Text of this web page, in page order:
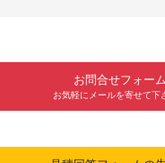
お問合せフォーム
お気軽にメールを寄せて下